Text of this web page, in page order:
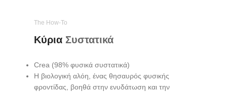
The How-To
Κύρια Συστατικά
Crea (98% φυσικά συστατικά)
Η βιολογική αλόη, ένας θησαυρός φυσικής
φροντίδας, βοηθά στην ενυδάτωση και την